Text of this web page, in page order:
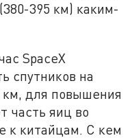
395 км) каким-
SpaceX
спутников на
км, для повышения
часть яиц во
к китайцам. С кем